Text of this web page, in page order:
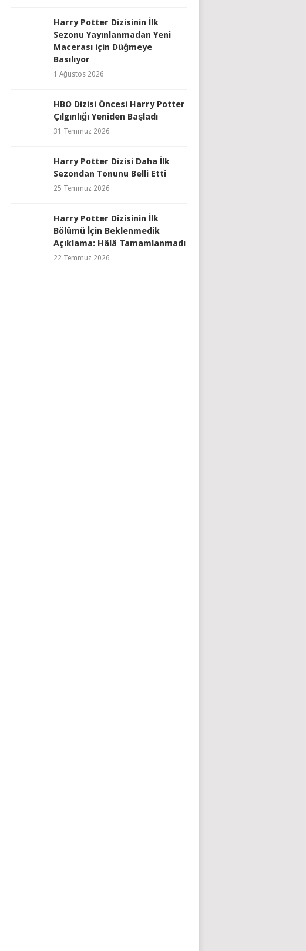
Harry Potter Dizisinin İlk
Sezonu Yayınlanmadan Yeni
Macerası için Düğmeye
Basılıyor
1 Ağustos 2026
HBO Dizisi Öncesi Harry Potter
Çılgınlığı Yeniden Başladı
31 Temmuz 2026
Harry Potter Dizisi Daha İlk
Sezondan Tonunu Belli Etti
25 Temmuz 2026
Harry Potter Dizisinin İlk
Bölümü İçin Beklenmedik
Açıklama: Hâlâ Tamamlanmadı
22 Temmuz 2026